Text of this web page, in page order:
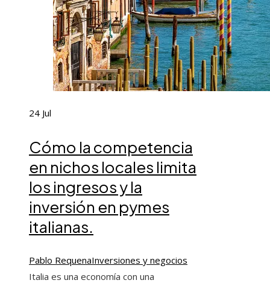
24 Jul
Cómo la competencia
en nichos locales limita
los ingresos y la
inversión en pymes
italianas.
Pablo RequenaInversiones y negocios
Italia es una economía con una